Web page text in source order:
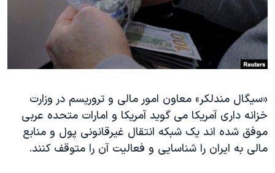
فرهنگ و زندگی
حقوق شهروندی
اقتصادی
اسرائیل در جنگ
گالری عکس
آرشیو پخش زنده
انتخابات ریاست جمهوری آمریکا ۲۰۲۴
حمله جمهوری اسلامی به اسرائیل
ورزش زنان در ایران
اعتراضات زن، زندگی، آزادی
مجموعه مستندهای دادخواهی
دنبال کنید
زبانهای مختلف
«سیگال مندلکر» معاون امور مالی و تروریسم در وزارت
خزانه داری آمریکا می گوید آمریکا و امارات متحده عربی
موفق شده اند یک شبکه انتقال غیرقانونی پول و منابع
مالی به ایران را شناسایی و فعالیت آن را متوقف کنند.